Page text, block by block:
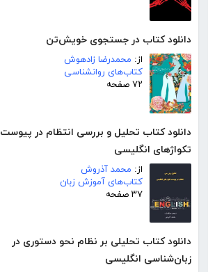
دانلود کتاب در جستجوی خویش‌تن
از: محمدرضا زادهوش
کتاب‌های روانشناسی
۷۲ صفحه
دانلود کتاب تحلیل و بررسی انتظام در پیوست
تکواژهای انگلیسی
از: محمد آذروش
کتاب‌های آموزش زبان
۳۷ صفحه
دانلود کتاب تحلیلی بر نظام نحو دستوری در
زبان‌شناسی انگلیسی